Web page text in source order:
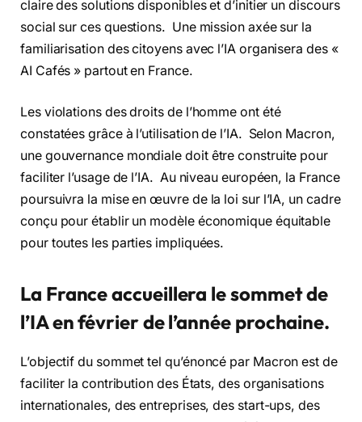
claire des solutions disponibles et d’initier un discours
social sur ces questions. Une mission axée sur la
familiarisation des citoyens avec l’IA organisera des «
AI Cafés » partout en France.
Les violations des droits de l’homme ont été
constatées grâce à l’utilisation de l’IA. Selon Macron,
une gouvernance mondiale doit être construite pour
faciliter l’usage de l’IA. Au niveau européen, la France
poursuivra la mise en œuvre de la loi sur l’IA, un cadre
conçu pour établir un modèle économique équitable
pour toutes les parties impliquées.
La France accueillera le sommet de
l’IA en février de l’année prochaine.
L’objectif du sommet tel qu’énoncé par Macron est de
faciliter la contribution des États, des organisations
internationales, des entreprises, des start-ups, des